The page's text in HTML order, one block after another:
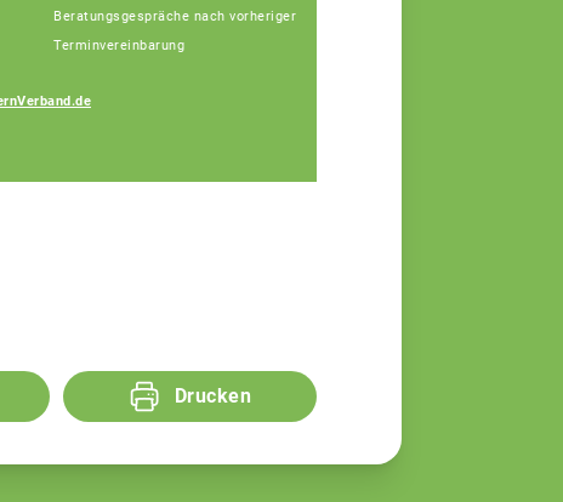
Beratungsgespräche nach vorheriger
Terminvereinbarung
Drucken